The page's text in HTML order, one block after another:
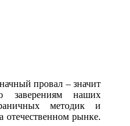
провал – значит
заверениям наших
методик и
отечественном рынке.